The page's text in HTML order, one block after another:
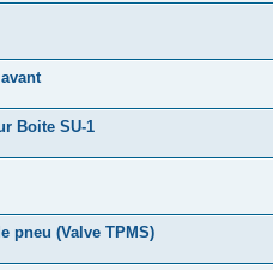
Boite SU-1
pneu (Valve TPMS)